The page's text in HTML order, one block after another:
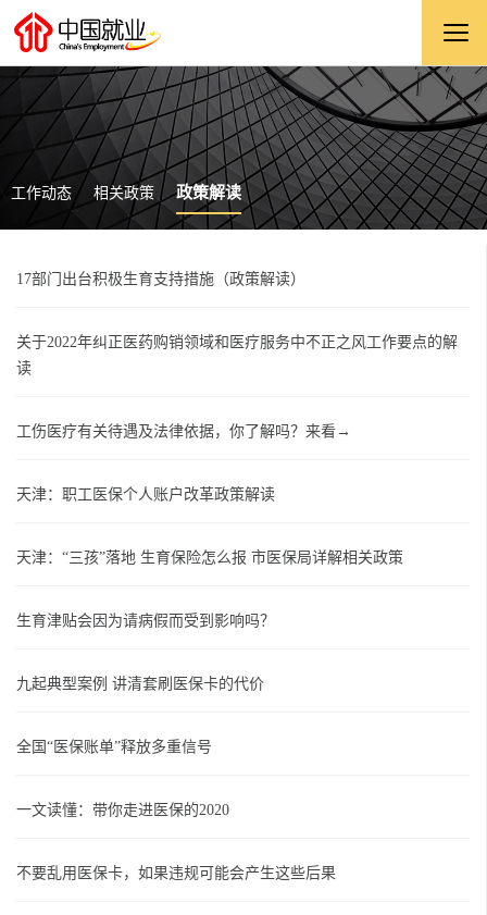
工作动态 相关政策 政策解读
17部门出台积极生育支持措施（政策解读）
关于2022年纠正医药购销领域和医疗服务中不正之风工作要点的解
读
工伤医疗有关待遇及法律依据，你了解吗？来看→
天津：职工医保个人账户改革政策解读
天津：“三孩”落地 生育保险怎么报 市医保局详解相关政策
生育津贴会因为请病假而受到影响吗？
九起典型案例 讲清套刷医保卡的代价
全国“医保账单”释放多重信号
一文读懂：带你走进医保的2020
不要乱用医保卡，如果违规可能会产生这些后果